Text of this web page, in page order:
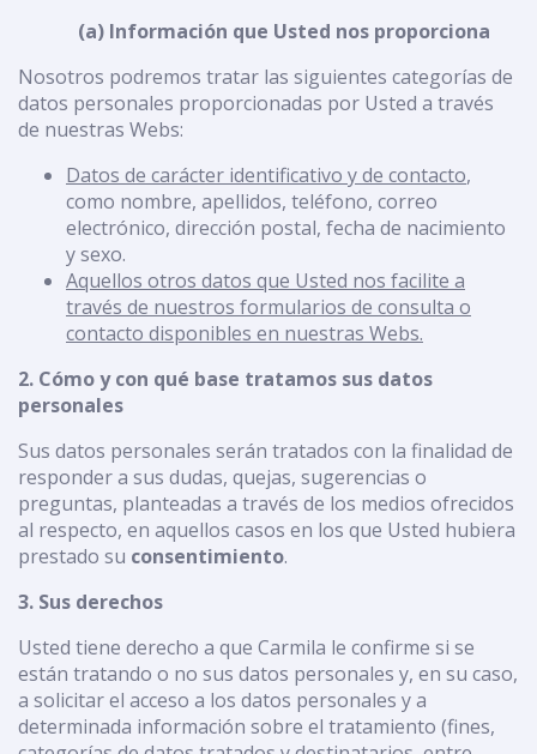
(a) Información que Usted nos proporciona
Nosotros podremos tratar las siguientes categorías de
datos personales proporcionadas por Usted a través
de nuestras Webs:
Datos de carácter identificativo y de contacto,
como nombre, apellidos, teléfono, correo
electrónico, dirección postal, fecha de nacimiento
y sexo.
Aquellos otros datos que Usted nos facilite a
través de nuestros formularios de consulta o
contacto disponibles en nuestras Webs.
2. Cómo y con qué base tratamos sus datos
personales
Sus datos personales serán tratados con la finalidad de
responder a sus dudas, quejas, sugerencias o
preguntas, planteadas a través de los medios ofrecidos
al respecto, en aquellos casos en los que Usted hubiera
prestado su consentimiento.
3. Sus derechos
Usted tiene derecho a que Carmila le confirme si se
están tratando o no sus datos personales y, en su caso,
a solicitar el acceso a los datos personales y a
determinada información sobre el tratamiento (fines,